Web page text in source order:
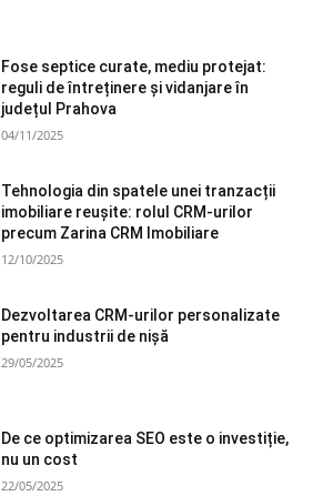
Fose septice curate, mediu protejat:
reguli de întreținere și vidanjare în
județul Prahova
04/11/2025
Tehnologia din spatele unei tranzacții
imobiliare reușite: rolul CRM-urilor
precum Zarina CRM Imobiliare
12/10/2025
Dezvoltarea CRM-urilor personalizate
pentru industrii de nișă
29/05/2025
De ce optimizarea SEO este o investiție,
nu un cost
22/05/2025